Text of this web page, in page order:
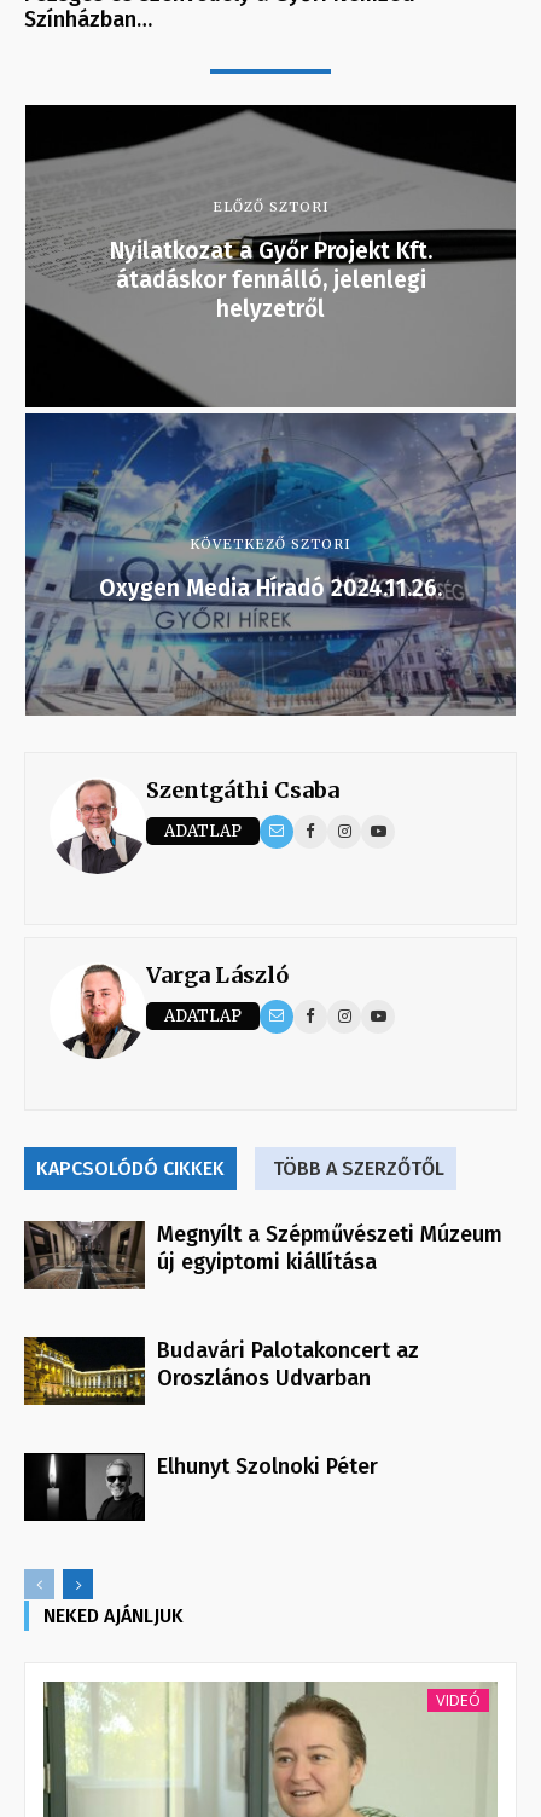
Színházban…
ELŐZŐ SZTORI
Nyilatkozat a Győr Projekt Kft.
átadáskor fennálló, jelenlegi
helyzetről
KÖVETKEZŐ SZTORI
Oxygen Media Híradó 2024.11.26.
Szentgáthi Csaba
ADATLAP
Varga László
ADATLAP
KAPCSOLÓDÓ CIKKEK TÖBB A SZERZŐTŐL
Megnyílt a Szépművészeti Múzeum
új egyiptomi kiállítása
Budavári Palotakoncert az
Oroszlános Udvarban
Elhunyt Szolnoki Péter
NEKED AJÁNLJUK
VIDEÓ